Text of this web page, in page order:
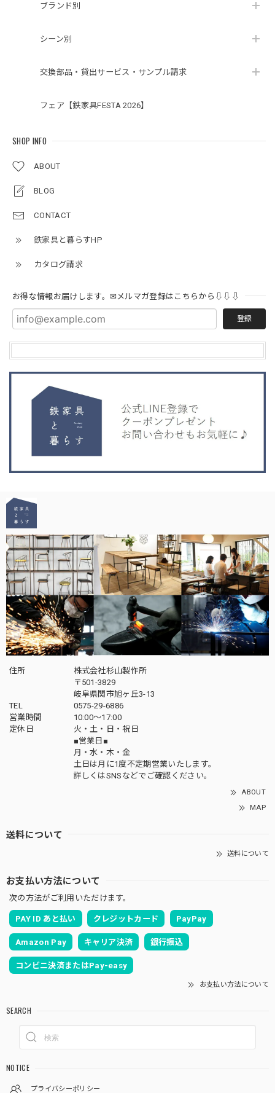
ブランド別
シーン別
交換部品・貸出サービス・サンプル請求
フェア【鉄家具FESTA 2026】
SHOP INFO
ABOUT
BLOG
CONTACT
鉄家具と暮らすHP
カタログ請求
お得な情報お届けします。✉メルマガ登録はこちらから⇩⇩⇩
登録
住所
株式会社杉山製作所
〒501-3829
岐阜県関市旭ヶ丘3-13
TEL
0575-29-6886
営業時間
10:00～17:00
定休日
火・土・日・祝日
■営業日■
月・水・木・金
土日は月に1度不定期営業いたします。
詳しくはSNSなどでご確認ください。
ABOUT
MAP
送料について
送料について
お支払い方法について
次の方法がご利用いただけます。
PAY ID あと払い クレジットカード PayPay
Amazon Pay キャリア決済 銀行振込
コンビニ決済またはPay-easy
お支払い方法について
SEARCH
NOTICE
プライバシーポリシー